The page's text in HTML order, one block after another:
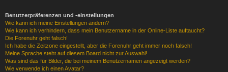
Benutzerpräferenzen und -einstellungen
Wie kann ich meine Einstellungen ändern?
Wie kann ich verhindern, dass mein Benutzername in der Online-Liste auftaucht?
Die Forenuhr geht falsch!
Ich habe die Zeitzone eingestellt, aber die Forenuhr geht immer noch falsch!
Meine Sprache steht auf diesem Board nicht zur Auswahl!
Was sind das für Bilder, die bei meinem Benutzernamen angezeigt werden?
Wie verwende ich einen Avatar?